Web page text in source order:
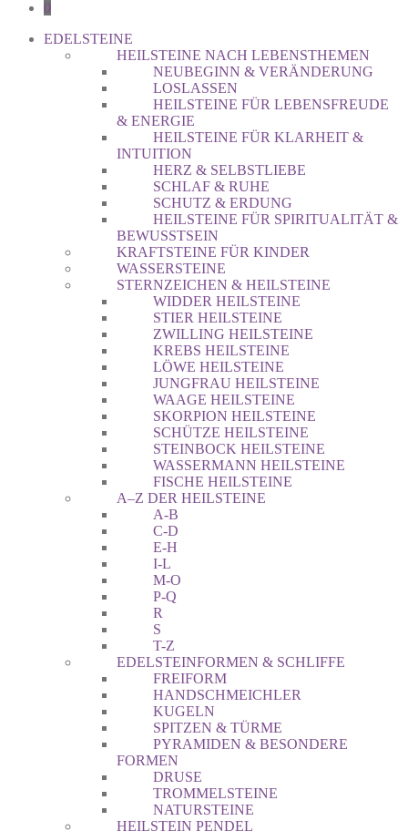
0
EDELSTEINE
HEILSTEINE NACH LEBENSTHEMEN
NEUBEGINN & VERÄNDERUNG
LOSLASSEN
HEILSTEINE FÜR LEBENSFREUDE
& ENERGIE
HEILSTEINE FÜR KLARHEIT &
INTUITION
HERZ & SELBSTLIEBE
SCHLAF & RUHE
SCHUTZ & ERDUNG
HEILSTEINE FÜR SPIRITUALITÄT &
BEWUSSTSEIN
KRAFTSTEINE FÜR KINDER
WASSERSTEINE
STERNZEICHEN & HEILSTEINE
WIDDER HEILSTEINE
STIER HEILSTEINE
ZWILLING HEILSTEINE
KREBS HEILSTEINE
LÖWE HEILSTEINE
JUNGFRAU HEILSTEINE
WAAGE HEILSTEINE
SKORPION HEILSTEINE
SCHÜTZE HEILSTEINE
STEINBOCK HEILSTEINE
WASSERMANN HEILSTEINE
FISCHE HEILSTEINE
A–Z DER HEILSTEINE
A-B
C-D
E-H
I-L
M-O
P-Q
R
S
T-Z
EDELSTEINFORMEN & SCHLIFFE
FREIFORM
HANDSCHMEICHLER
KUGELN
SPITZEN & TÜRME
PYRAMIDEN & BESONDERE
FORMEN
DRUSE
TROMMELSTEINE
NATURSTEINE
HEILSTEIN PENDEL